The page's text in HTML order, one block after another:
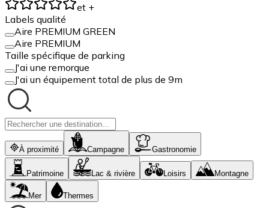
et +
Labels qualité
Aire PREMIUM GREEN
Aire PREMIUM
Taille spécifique de parking
J'ai une remorque
J'ai un équipement total de plus de 9m
À proximité Campagne Gastronomie
Patrimoine Lac & rivière Loisirs Montagne
Mer Thermes